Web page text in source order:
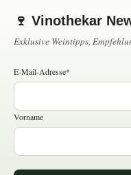
🍷 Vinothekar
Exklusive Weintipps,
E-Mail-Adresse*
Vorname